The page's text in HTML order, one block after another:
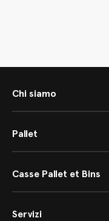
Chi siamo
Pallet
Casse Pallet et Bins
Servizi